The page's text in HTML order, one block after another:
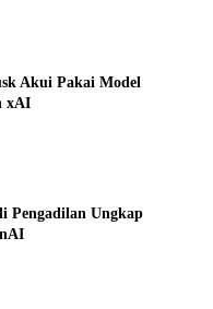
Akui Pakai Model
xAI
Pengadilan Ungkap